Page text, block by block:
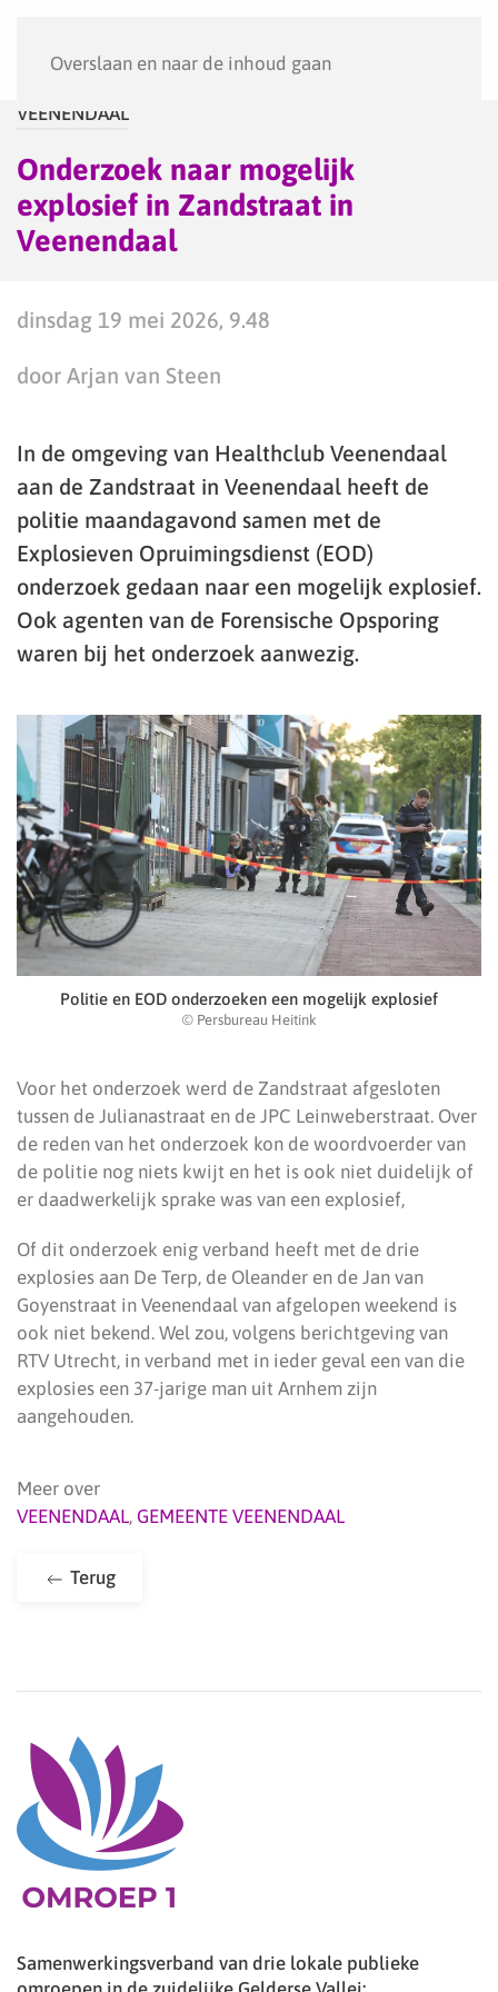
Overslaan en naar de inhoud gaan
VEENENDAAL
Onderzoek naar mogelijk
explosief in Zandstraat in
Veenendaal
dinsdag 19 mei 2026, 9.48
door Arjan van Steen
In de omgeving van Healthclub Veenendaal
aan de Zandstraat in Veenendaal heeft de
politie maandagavond samen met de
Explosieven Opruimingsdienst (EOD)
onderzoek gedaan naar een mogelijk explosief.
Ook agenten van de Forensische Opsporing
waren bij het onderzoek aanwezig.
Politie en EOD onderzoeken een mogelijk explosief
© Persbureau Heitink
Voor het onderzoek werd de Zandstraat afgesloten
tussen de Julianastraat en de JPC Leinweberstraat. Over
de reden van het onderzoek kon de woordvoerder van
de politie nog niets kwijt en het is ook niet duidelijk of
er daadwerkelijk sprake was van een explosief,
Of dit onderzoek enig verband heeft met de drie
explosies aan De Terp, de Oleander en de Jan van
Goyenstraat in Veenendaal van afgelopen weekend is
ook niet bekend. Wel zou, volgens berichtgeving van
RTV Utrecht, in verband met in ieder geval een van die
explosies een 37-jarige man uit Arnhem zijn
aangehouden.
Meer over
VEENENDAAL, GEMEENTE VEENENDAAL
Terug
Samenwerkingsverband van drie lokale publieke